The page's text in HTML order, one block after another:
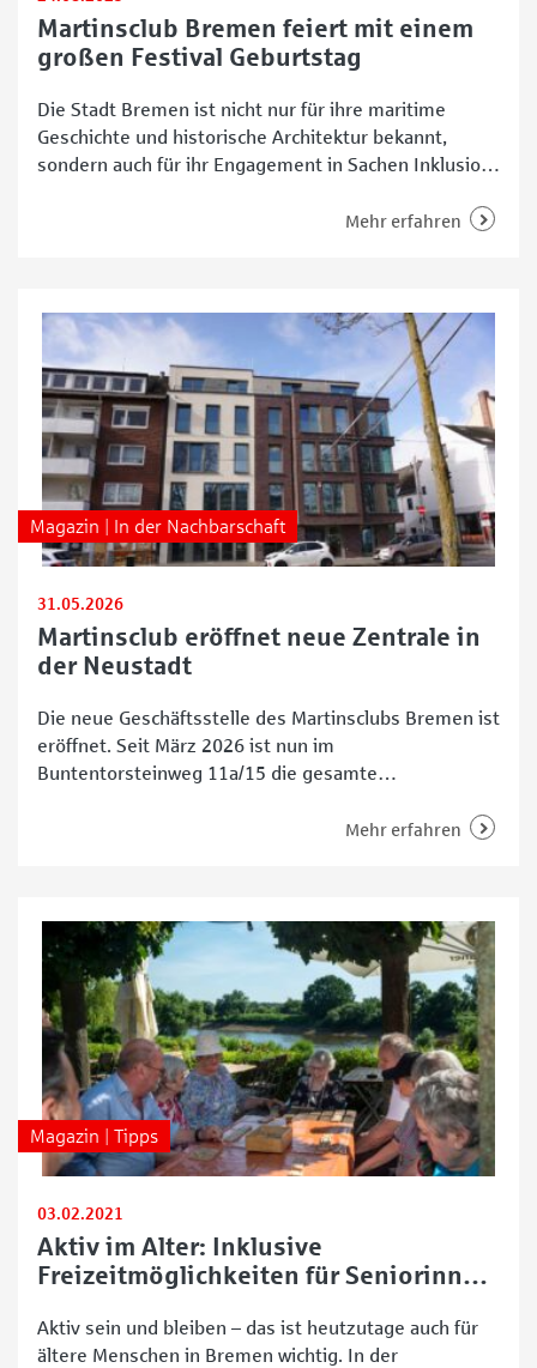
Martinsclub Bremen feiert mit einem
großen Festival Geburtstag
Die Stadt Bremen ist nicht nur für ihre maritime
Geschichte und historische Architektur bekannt,
sondern auch für ihr Engagement in Sachen Inklusion
unermüdlich für diese Werte einsetzt, ist
Buntentorsteinweg maßgeblich
Mehr erfahren
Magazin | In der Nachbarschaft
31.05.2026
Martinsclub eröffnet neue Zentrale in
der Neustadt
Die neue Geschäftsstelle des Martinsclubs Bremen ist
eröffnet. Seit März 2026 ist nun im
Buntentorsteinweg 11a/15 die gesamte
stehen dort den Mitarbeitenden sowie dem Vorstand
aus rotem Backstein, der sich in die Häuserzeile
Mehr erfahren
Magazin | Tipps
03.02.2021
Aktiv im Alter: Inklusive
Freizeitmöglichkeiten für Seniorinnen
Aktiv sein und bleiben – das ist heutzutage auch für
ältere Menschen in Bremen wichtig. In der